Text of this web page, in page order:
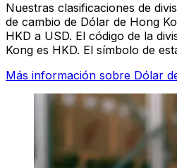
Nuestras clasificaciones de
de cambio de Dólar de Hong
HKD a USD. El código de la
Kong es HKD. El símbolo de
Más información sobre Dólar